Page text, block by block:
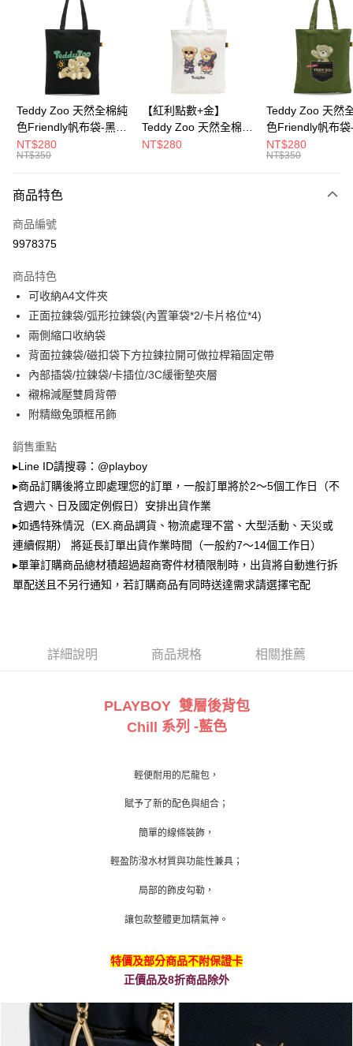
Apple Pay
街口支付
大哥付你分期
相關說明
2.付款方式選擇「大哥付你分期」，訂單成立後會自動跳轉到大哥付的交易
成交易。
3.實際核准額度、可分期數及費用金額請依後續交易確認頁面所載為準。
消。如遇「轉專審核」未通過狀況，表示未達大哥付你分期系統評分，恕無
法說明評估內容。
【繳款方式說明】
1.分期款項不併入電信帳單，「大哥付你分期」於每月結算日後寄送繳費提
2.透過簡訊連結打開帳單後，可選擇「超商條碼／台灣大直營門市／銀行轉
帳／街口支付／iPASS MONEY」等通路繳費。
【注意事項】
1.本服務係由「台灣大哥大股份有限公司」（以下簡稱本公司）所提供，讓
用戶於交易時，得透過本服務購買商品或服務，並由商店將買賣／分期付款
2.基於同意付款使用「大哥付你分期」之契約關係目的，商店將以您的個人
資料（包含姓名、電話或地址）提供予台灣大哥大進項蒐集、處理及利用，
由本公司與您本人進行分期帳單所需資料之確認、核對及更正。
3.完整用戶服務條款，請詳閱以下連結：
https://oppay.tw/userRule
運送方式
全家取貨付款
付款後全家取貨
每筆NT$100，滿NT$700(含以上)免運費
每筆NT$100，滿NT$900(含以上)免運費
付款後萊爾富取貨
每筆NT$100，滿NT$700(含以上)免運費
7-11取貨付款
每筆NT$100，滿NT$900(含以上)免運費
付款後7-11取貨
每筆NT$100，滿NT$700(含以上)免運費
宅配
每筆NT$100，滿NT$700(含以上)免運費
Teddy Zoo 天然全棉純
色Friendly帆布袋-黑色
(TZB107)
NT$280
NT$350
【紅利點數+金】
Teddy Zoo 天然全棉純
色Friendly帆布袋-白色
NT$280
Teddy Zoo 天然
色Friendly帆布袋
色(TZB107)
NT$280
NT$350
商品特色
商品編號
9978375
商品特色
可收納A4文件夾
正面拉鍊袋/弧形拉鍊袋(內置筆袋*2/卡片格位*4)
兩側縮口收納袋
背面拉鍊袋/磁扣袋下方拉鍊拉開可做拉桿箱固定帶
內部插袋/拉鍊袋/卡插位/3C緩衝墊夾層
襯棉減壓雙肩背帶
附精緻兔頭框吊飾
銷售重點
▸Line ID請搜尋：@playboy
▸商品訂購後將立即處理您的訂單，一般訂單將於2～5個工作日（不
含週六、日及國定例假日）安排出貨作業
▸如遇特殊情況（EX.商品調貨、物流處理不當、大型活動、天災或
連續假期） 將延長訂單出貨作業時間（一般約7～14個工作日）
▸單筆訂購商品總材積超過超商寄件材積限制時，出貨將自動進行拆
單配送且不另行通知，若訂購商品有同時送達需求請選擇宅配
詳細說明 商品規格 相關推薦
PLAYBOY 雙層後背包
Chill 系列 -藍色
輕便耐用的尼龍包，
賦予了新的配色與組合；
簡單的線條裝飾，
輕盈防潑水材質與功能性兼具；
局部的飾皮勾勒，
讓包款整體更加精氣神 。
特價及部分商品不附保證卡
正價品及8折商品除外